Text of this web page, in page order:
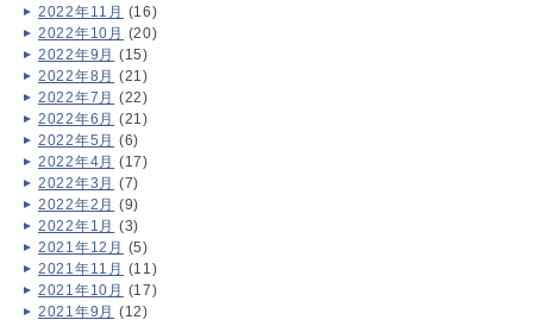
2022年11月 (16)
2022年10月 (20)
2022年9月 (15)
2022年8月 (21)
2022年7月 (22)
2022年6月 (21)
2022年5月 (6)
2022年4月 (17)
2022年3月 (7)
2022年2月 (9)
2022年1月 (3)
2021年12月 (5)
2021年11月 (11)
2021年10月 (17)
2021年9月 (12)